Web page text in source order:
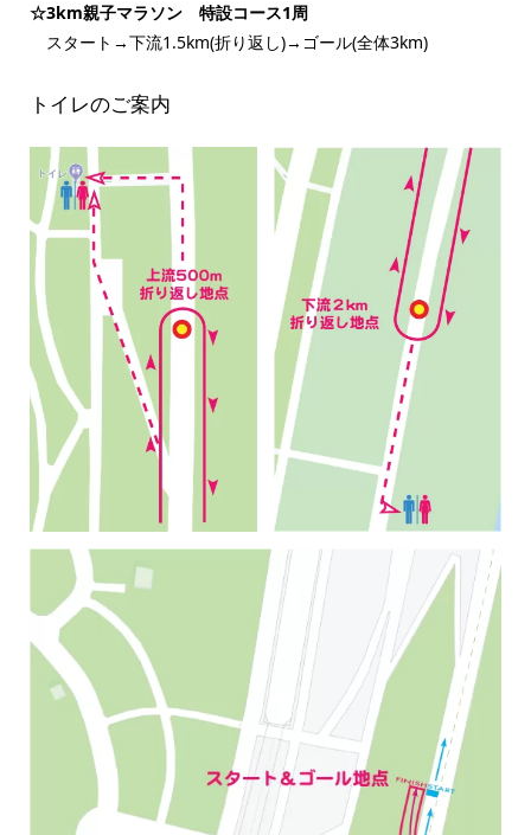
☆3km親子マラソン 特設コース1周
スタート→下流1.5km(折り返し)→ゴール(全体3km)
トイレのご案内